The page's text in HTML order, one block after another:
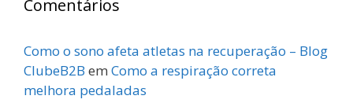
Comentários
Como o sono afeta atletas na recuperação – Blog
ClubeB2B em Como a respiração correta
melhora pedaladas